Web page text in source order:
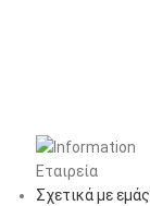
Εταιρεία
Σχετικά με εμάς